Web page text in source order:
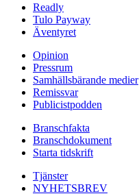
Readly
Tulo Payway
Äventyret
Opinion
Pressrum
Samhällsbärande medier
Remissvar
Publicistpodden
Branschfakta
Branschdokument
Starta tidskrift
Tjänster
NYHETSBREV